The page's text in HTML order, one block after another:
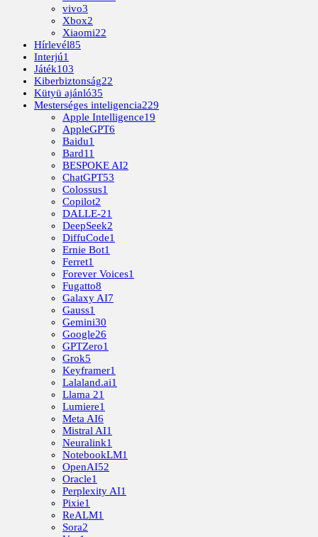
vivo3
Xbox2
Xiaomi22
Hírlevél85
Interjú1
Játék103
Kiberbiztonság22
Kütyü ajánló35
Mesterséges inteligencia229
Apple Intelligence19
AppleGPT6
Baidu1
Bard11
BESPOKE AI2
ChatGPT53
Colossus1
Copilot2
DALLE-21
DeepSeek2
DiffuCode1
Ernie Bot1
Ferret1
Forever Voices1
Fugatto8
Galaxy AI7
Gauss1
Gemini30
Google26
GPTZero1
Grok5
Keyframer1
Lalaland.ai1
Llama 21
Lumiere1
Meta AI6
Mistral AI1
Neuralink1
NotebookLM1
OpenAI52
Oracle1
Perplexity AI1
Pixie1
ReALM1
Sora2